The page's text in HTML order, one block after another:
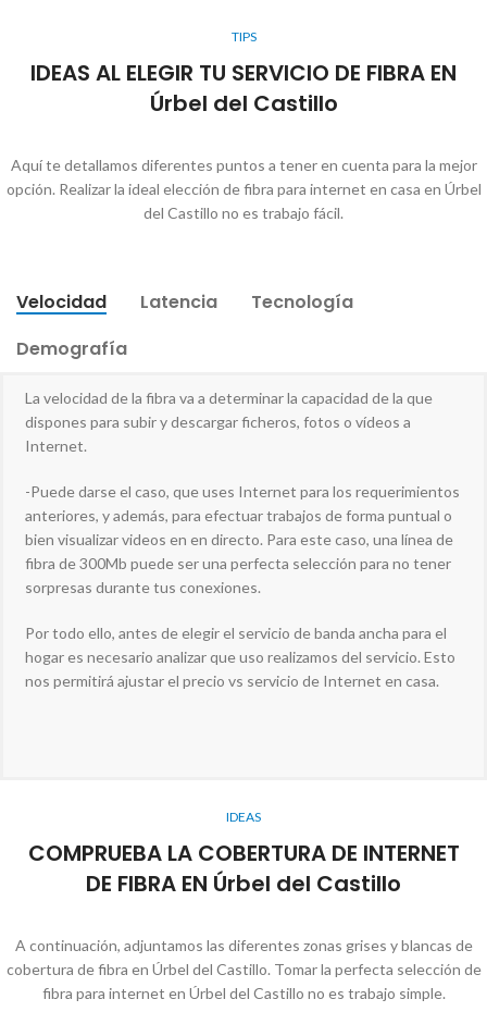
TIPS
IDEAS AL ELEGIR TU SERVICIO DE FIBRA EN
Úrbel del Castillo
Aquí te detallamos diferentes puntos a tener en cuenta para la mejor
opción. Realizar la ideal elección de fibra para internet en casa en Úrbel
del Castillo no es trabajo fácil.
Velocidad Latencia
Tecnología
Demografía
La velocidad de la fibra va a determinar la capacidad de la que
dispones para subir y descargar ficheros, fotos o vídeos a
Internet.
-Puede darse el caso, que uses Internet para los requerimientos
anteriores, y además, para efectuar trabajos de forma puntual o
bien visualizar videos en en directo. Para este caso, una línea de
fibra de 300Mb puede ser una perfecta selección para no tener
sorpresas durante tus conexiones.
Por todo ello, antes de elegir el servicio de banda ancha para el
hogar es necesario analizar que uso realizamos del servicio. Esto
nos permitirá ajustar el precio vs servicio de Internet en casa.
IDEAS
COMPRUEBA LA COBERTURA DE INTERNET
DE FIBRA EN Úrbel del Castillo
A continuación, adjuntamos las diferentes zonas grises y blancas de
cobertura de fibra en Úrbel del Castillo. Tomar la perfecta selección de
fibra para internet en Úrbel del Castillo no es trabajo simple.